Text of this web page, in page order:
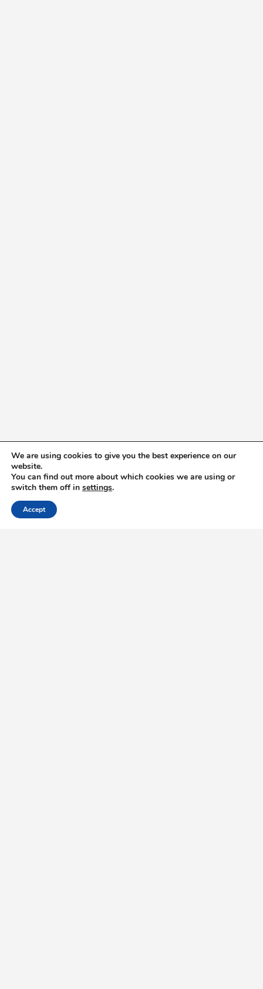
We are using cookies to give you the best experience on our
website.
You can find out more about which cookies we are using or
switch them off in settings.
Accept